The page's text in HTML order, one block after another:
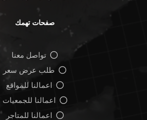
صفحات تهمك
تواصل معنا
طلب عرض سعر
اعمالنا للمواقع
اعمالنا للجمعيات
اعمالنا للمتاجر